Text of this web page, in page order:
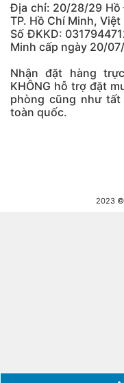
Địa chỉ: 20/28/29 Hồ
TP. Hồ Chí Minh, Việt
Số ĐKKD:
Minh cấp ngày 20/
Nhận đặt hàng
KHÔNG hỗ trợ đặt
phòng cũng như tất
toàn quốc.
2023 ©